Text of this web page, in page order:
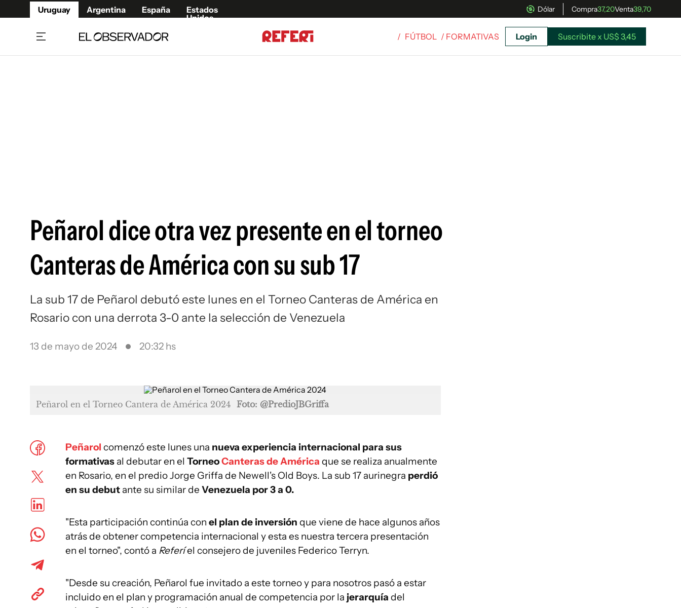
Uruguay Argentina España
Estados
Unidos
Dólar Compra37,20Venta39,70
/ FÚTBOL / FORMATIVAS Login Suscribite x US$ 3,45
Peñarol dice otra vez presente en el torneo
Canteras de América con su sub 17
La sub 17 de Peñarol debutó este lunes en el Torneo Canteras de América en
Rosario con una derrota 3-0 ante la selección de Venezuela
13 de mayo de 2024 20:32 hs
Peñarol en el Torneo Cantera de América 2024 Foto: @PredioJBGriffa
Peñarol comenzó este lunes una nueva experiencia internacional para sus
formativas al debutar en el TorneoCanteras de América que se realiza anualmente
en Rosario, en el predio Jorge Griffa de Newell's Old Boys. La sub 17 aurinegra perdió
en su debut ante su similar de Venezuela por 3 a 0.
"Esta participación continúa con el plan de inversión que viene de hace algunos años
atrás de obtener competencia internacional y esta es nuestra tercera presentación
en el torneo", contó a Referíel consejero de juveniles Federico Terryn.
"Desde su creación, Peñarol fue invitado a este torneo y para nosotros pasó a estar
incluido en el plan y programación anual de competencia por la jerarquía del